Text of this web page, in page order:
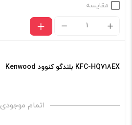
مقایسه
Kenwood
بلندگو
کنوود
KFC-HQ718EX بلندگو کنوود Kenwood
اتمام موجودی